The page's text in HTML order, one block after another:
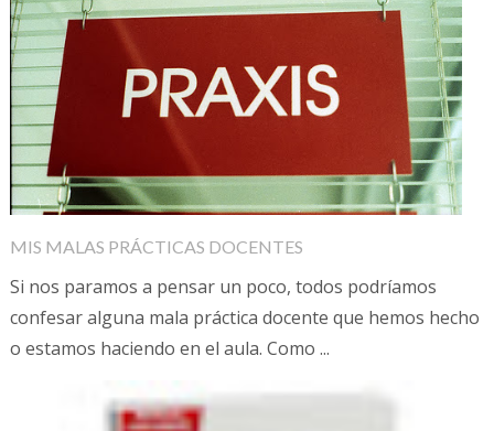
MIS MALAS PRÁCTICAS DOCENTES
Si nos paramos a pensar un poco, todos podríamos
confesar alguna mala práctica docente que hemos hecho
o estamos haciendo en el aula. Como ...